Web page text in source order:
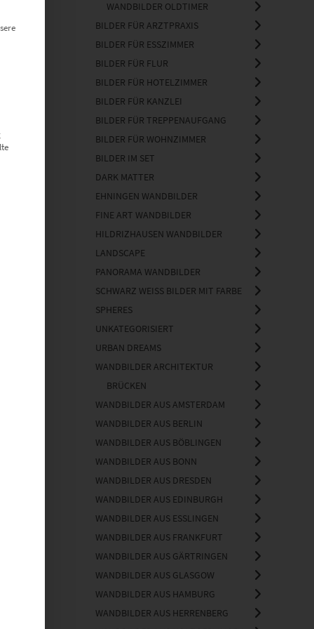
WANDBILDER OLDTIMER
BILDER FÜR ARZTPRAXIS
BILDER FÜR ESSZIMMER
BILDER FÜR FLUR
BILDER FÜR HOTELZIMMER
BILDER FÜR KANZLEI
BILDER FÜR TREPPENAUFGANG
BILDER FÜR WOHNZIMMER
BILDER IM SET
DARK MATTER
EHNINGEN WANDBILDER
FINE ART WANDBILDER
HILDRIZHAUSEN WANDBILDER
LANDSCAPE
PANORAMA WANDBILDER
SCHWARZ WEISS BILDER MIT FARBE
SPHERES
UNKATEGORISIERT
URBAN DREAMS
WANDBILDER ARCHITEKTUR
BRÜCKEN
WANDBILDER AUS AMSTERDAM
WANDBILDER AUS BERLIN
WANDBILDER AUS BÖBLINGEN
WANDBILDER AUS BONN
WANDBILDER AUS DRESDEN
WANDBILDER AUS EDINBURGH
WANDBILDER AUS ESSLINGEN
WANDBILDER AUS FRANKFURT
WANDBILDER AUS GÄRTRINGEN
WANDBILDER AUS GLASGOW
WANDBILDER AUS HAMBURG
WANDBILDER AUS HERRENBERG